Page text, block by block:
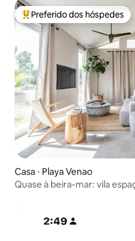
Entre os melhores preferidos
Preferido dos hóspedes
Casa ⋅ Playa Venao
Quase à beira-mar: vila